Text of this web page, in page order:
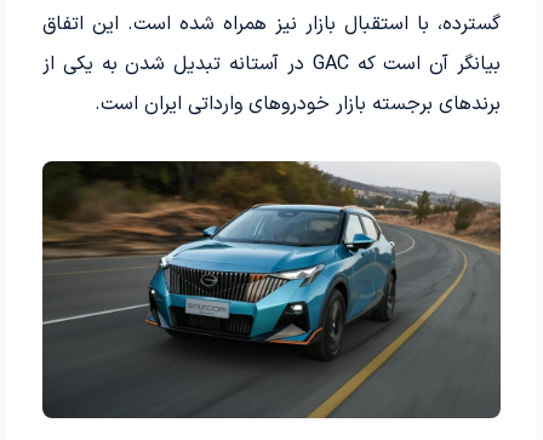
گسترده، با استقبال بازار نیز همراه شده است. این اتفاق
بیانگر آن است که GAC در آستانه تبدیل شدن به یکی از
برندهای برجسته بازار خودروهای وارداتی ایران است.